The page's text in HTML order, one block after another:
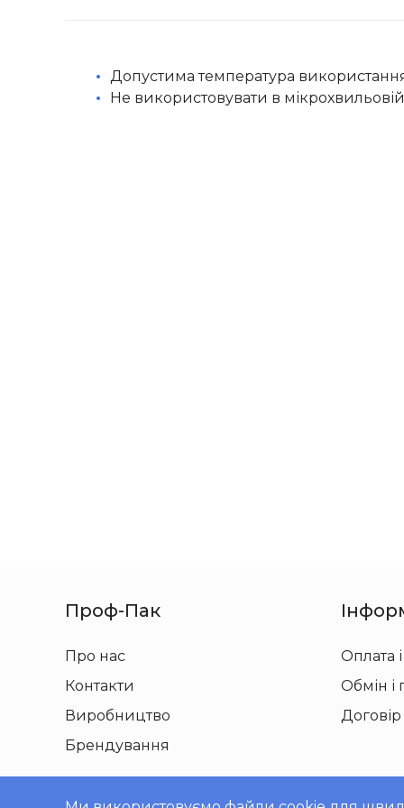
Допустима температура
Не використовувати в мікрохвильовій
Проф-Пак
Про нас
Контакти
Виробництво
Брендування
Оплата
Обмін і